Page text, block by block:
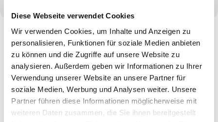
Diese Webseite verwendet Cookies
Wir verwenden Cookies, um Inhalte und Anzeigen zu
personalisieren, Funktionen für soziale Medien anbieten
zu können und die Zugriffe auf unsere Website zu
analysieren. Außerdem geben wir Informationen zu Ihrer
Verwendung unserer Website an unsere Partner für
soziale Medien, Werbung und Analysen weiter. Unsere
Partner führen diese Informationen möglicherweise mit
weiteren Daten zusammen, die Sie ihnen bereitgestellt